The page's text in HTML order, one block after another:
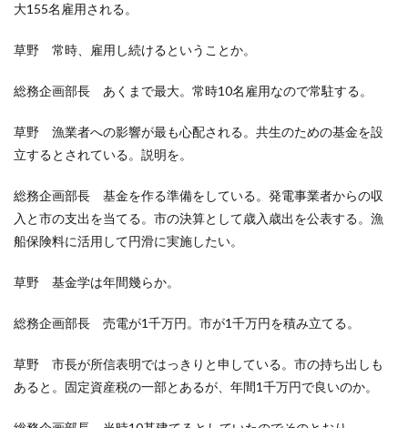
大155名雇用される。
草野 常時、雇用し続けるということか。
総務企画部長 あくまで最大。常時10名雇用なので常駐する。
草野 漁業者への影響が最も心配される。共生のための基金を設
立するとされている。説明を。
総務企画部長 基金を作る準備をしている。発電事業者からの収
入と市の支出を当てる。市の決算として歳入歳出を公表する。漁
船保険料に活用して円滑に実施したい。
草野 基金学は年間幾らか。
総務企画部長 売電が1千万円。市が1千万円を積み立てる。
草野 市長が所信表明ではっきりと申している。市の持ち出しも
あると。固定資産税の一部とあるが、年間1千万円で良いのか。